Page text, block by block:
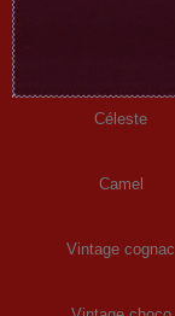
Céleste
Camel
Vintage cognac